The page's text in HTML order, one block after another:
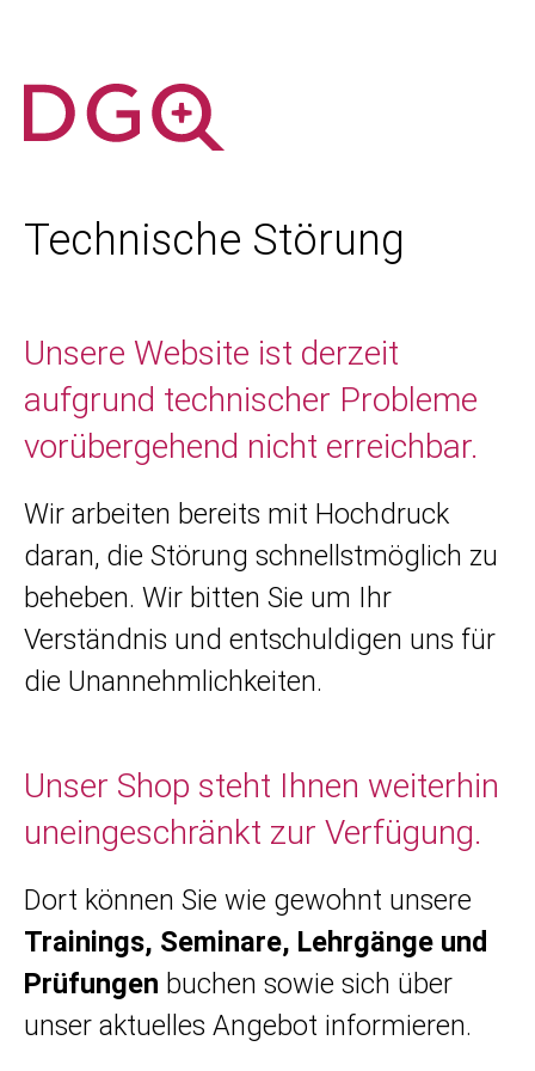
Technische Störung
Unsere Website ist derzeit
aufgrund technischer Probleme
vorübergehend nicht erreichbar.
Wir arbeiten bereits mit Hochdruck
daran, die Störung schnellstmöglich zu
beheben. Wir bitten Sie um Ihr
Verständnis und entschuldigen uns für
die Unannehmlichkeiten.
Unser Shop steht Ihnen weiterhin
uneingeschränkt zur Verfügung.
Dort können Sie wie gewohnt unsere
Trainings, Seminare, Lehrgänge und
Prüfungen buchen sowie sich über
unser aktuelles Angebot informieren.